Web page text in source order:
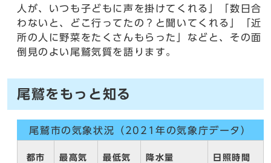
人が、いつも子どもに声を掛けてくれる」「数日合
わないと、どこ行ってたの？と聞いてくれる」「近
所の人に野菜をたくさんもらった」などと、その面
倒見のよい尾鷲気質を語ります。
尾鷲をもっと知る
尾鷲市の気象状況（2021年の気象庁データ）
都市
最高気
最低気
降水量 日照時間